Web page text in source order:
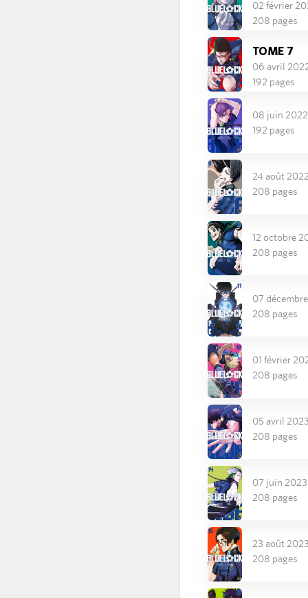
02 février
208 pages
TOME 7
06 avril
192 pages
08 juin 2022
192 pages
24 août 2022
208 pages
12 octobre
208 pages
07
208 pages
01 février
208 pages
05 avril 2023
208 pages
07 juin 2023
208 pages
23 août 2023
208 pages